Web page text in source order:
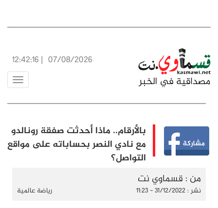
07/08/2026
|
12:42:16
Toggle
بالأرقام.. ماذا أحدثت صفقة رونالدو
مع نادي النصر بحساباته على مواقع
التواصل؟
من : قسماوي نت
نشر : 31/12/2022 - 11:23 رياضة عالمية